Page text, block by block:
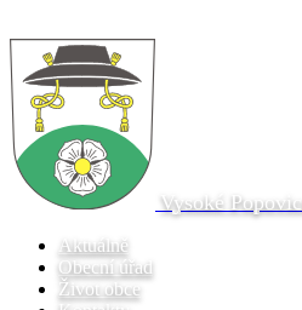
Vysoké
Aktuálně
Obecní úřad
Život obce